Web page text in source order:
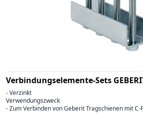
Verbindungselemente-Sets
- Verzinkt
Verwendungszweck
- Zum Verbinden von Geberit Tragschienen mit C-